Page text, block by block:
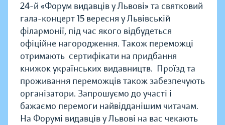
24-й «Форум видавців у Львові» та святковий
гала-концерт 15 вересня у Львівській
філармонії, під час якого відбудеться
офіційне нагородження. Також переможці
отримають сертифікати на придбання
книжок українських видавництв. Проїзд та
проживання переможців також забезпечують
організатори. Запрошуємо до участі і
бажаємо перемоги найвідданішим читачам.
На Форумі видавців у Львові на вас чекають